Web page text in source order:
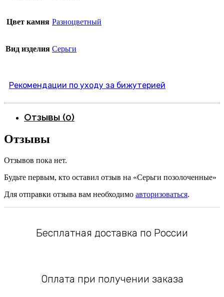
Цвет камня Разноцветный
Вид изделия Серьги
Рекомендации по уходу за бижутерией
Отзывы (0)
Отзывы
Отзывов пока нет.
Будьте первым, кто оставил отзыв на «Серьги позолоченные»
Для отправки отзыва вам необходимо авторизоваться.
Бесплатная доставка по России
Оплата при получении заказа